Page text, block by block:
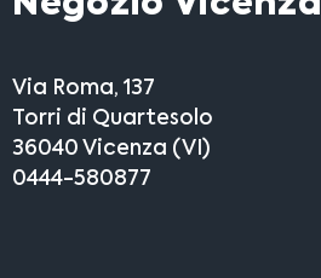
Via Roma, 137
Torri di Quartesolo
36040 Vicenza (VI)
0444-580877